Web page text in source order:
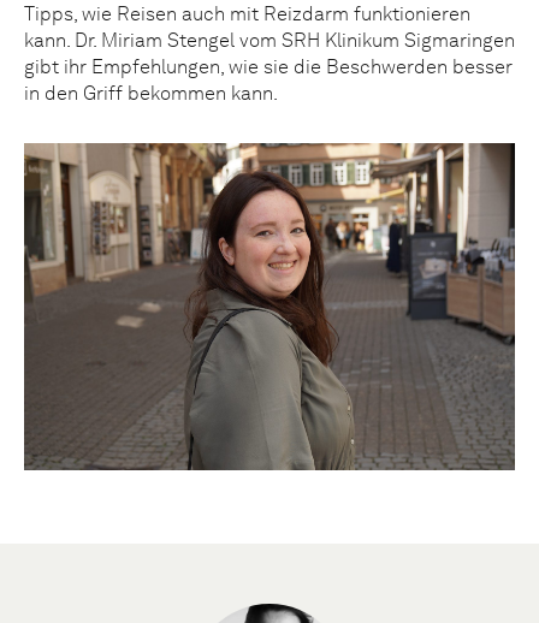
Tipps, wie Reisen auch mit Reizdarm funktionieren
kann. Dr. Miriam Stengel vom SRH Klinikum Sigmaringen
gibt ihr Empfehlungen, wie sie die Beschwerden besser
in den Griff bekommen kann.